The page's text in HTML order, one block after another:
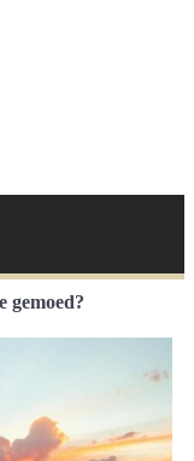
gemoed?